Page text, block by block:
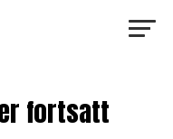
fortsatt